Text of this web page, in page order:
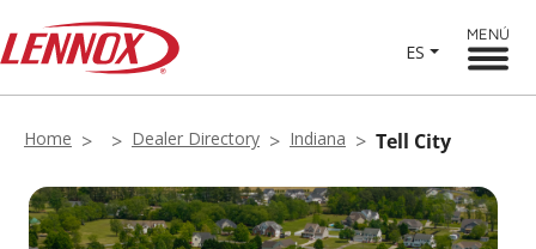
ES
MENÚ
Home Dealer Directory Indiana Tell City